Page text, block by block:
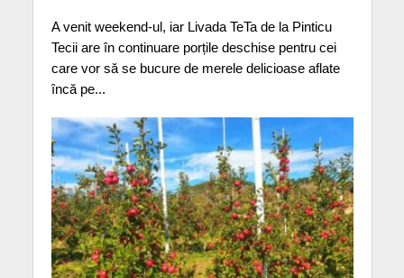
A venit weekend-ul, iar Livada TeTa de la Pinticu
Tecii are în continuare porțile deschise pentru cei
care vor să se bucure de merele delicioase aflate
încă pe...